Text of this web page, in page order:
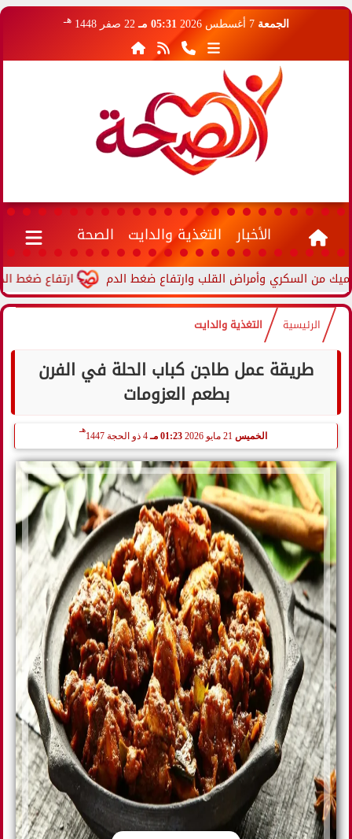
الجمعة 7 أغسطس 2026 05:31 مـ 22 صفر 1448 هـ
الأخبار التغذية والدايت الصحة
ارتفاع ضغط الدم أثناء
الرئيسية التغذية والدايت
طريقة عمل طاجن كباب الحلة في الفرن
بطعم العزومات
الخميس 01:23 مـ 4 ذو الحجة 1447
هـ